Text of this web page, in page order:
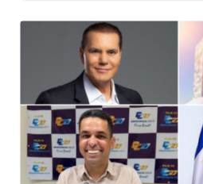
publicado nesta quinta-feira, 6,